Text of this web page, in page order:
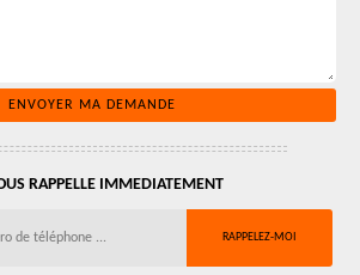
RAPPELLE IMMEDIATEMENT